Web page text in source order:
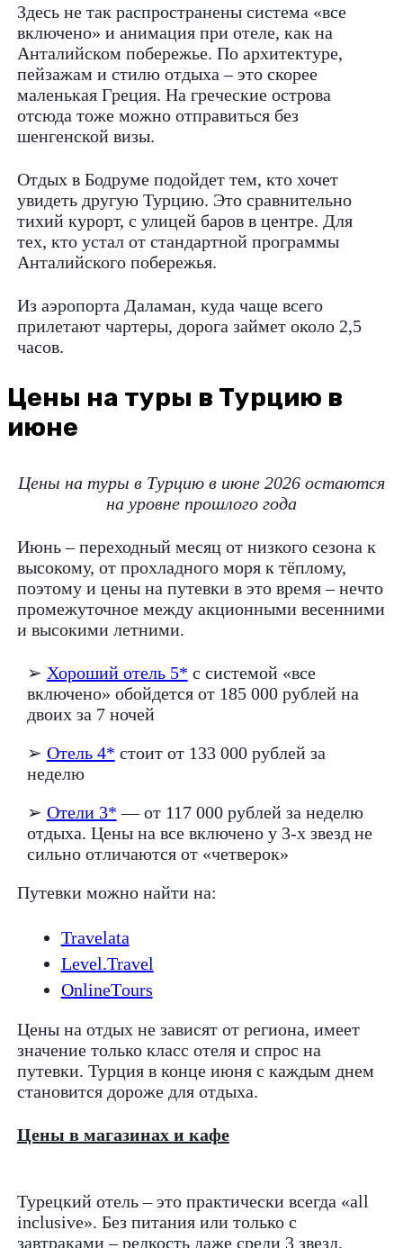
Здесь не так распространены система «все
включено» и анимация при отеле, как на
Анталийском побережье. По архитектуре,
пейзажам и стилю отдыха – это скорее
маленькая Греция. На греческие острова
отсюда тоже можно отправиться без
шенгенской визы.
Отдых в Бодруме подойдет тем, кто хочет
увидеть другую Турцию. Это сравнительно
тихий курорт, с улицей баров в центре. Для
тех, кто устал от стандартной программы
Анталийского побережья.
Из аэропорта Даламан, куда чаще всего
прилетают чартеры, дорога займет около 2,5
часов.
Цены на туры в Турцию в
июне
Цены на туры в Турцию в июне 2026 остаются
на уровне прошлого года
Июнь – переходный месяц от низкого сезона к
высокому, от прохладного моря к тёплому,
поэтому и цены на путевки в это время – нечто
промежуточное между акционными весенними
и высокими летними.
➢ Хороший отель 5* с системой «все
включено» обойдется от 185 000 рублей на
двоих за 7 ночей
➢ Отель 4* стоит от 133 000 рублей за
неделю
➢ Отели 3* — от 117 000 рублей за неделю
отдыха. Цены на все включено у 3-х звезд не
сильно отличаются от «четверок»
Путевки можно найти на:
Travelata
Level.Travel
OnlineТours
Цены на отдых не зависят от региона, имеет
значение только класс отеля и спрос на
путевки. Турция в конце июня с каждым днем
становится дороже для отдыха.
Цены в магазинах и кафе
Турецкий отель – это практически всегда «all
inclusive». Без питания или только с
завтраками – редкость даже среди 3 звезд.